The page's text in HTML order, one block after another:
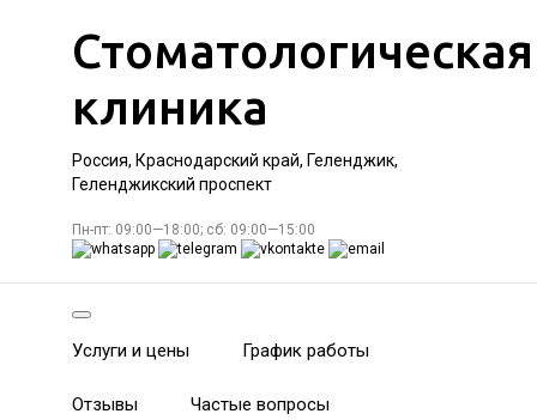
Стоматологическая
клиника
Россия, Краснодарский край, Геленджик,
Геленджикский проспект
Пн-пт: 09:00—18:00; сб: 09:00—15:00
Услуги и цены График работы
Отзывы Частые вопросы